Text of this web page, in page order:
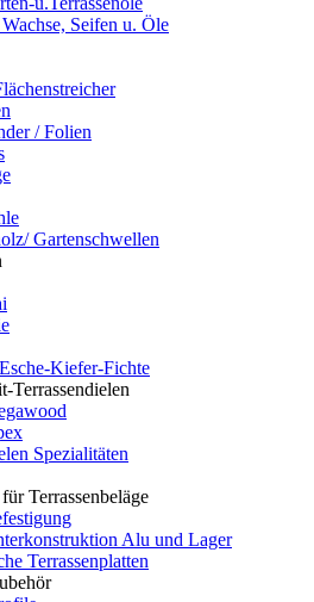
Seifen u. Öle
/ Folien
Gartenschwellen
Kiefer-Fichte
Terrassendielen
Spezialitäten
Terrassenbeläge
Alu und Lager
Terrassenplatten